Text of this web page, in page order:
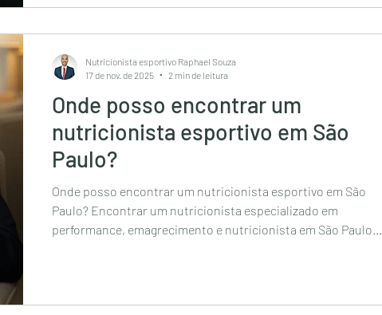
nutricionista esportivo são paulo, nutricionista esportivo
Onde posso encontrar um
nutricionista esportivo em São
Paulo?
Onde posso encontrar um nutricionista esportivo em São
Paulo? Encontrar um nutricionista especializado em
performance, emagrecimento e nutricionista em São Paulo é
como São Paulo, muitas pessoas têm dificuldade para
Nutricionista esportivo Raphael Souza
17 de nov. de 2025
2 min de leitura